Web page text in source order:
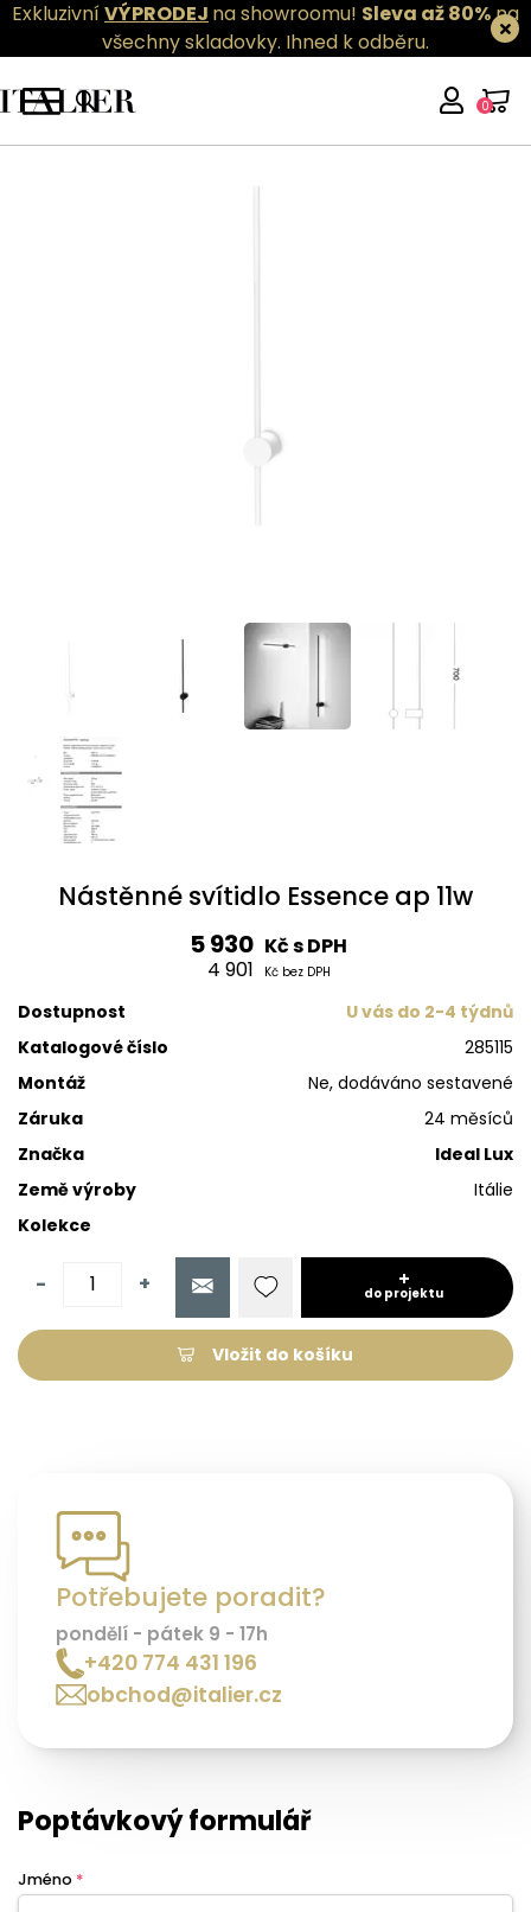
ExkluzivníVÝPRODEJ na showroomu! Sleva až 80%na
všechny skladovky. Ihned k odběru.
0
Nástěnné svítidlo Essence ap 11w
5 930 Kč s DPH
4 901
Kč bez DPH
Dostupnost
U vás do 2-4 týdnů
Katalogové číslo
285115
Montáž
Ne, dodáváno sestavené
Záruka
24 měsíců
Značka
Ideal Lux
Země výroby
Itálie
Kolekce
- +
Vložit do košíku
do projektu
Potřebujete poradit?
pondělí - pátek 9 - 17h
+420 774 431 196
obchod@italier.cz
Poptávkový formulář
Jméno *